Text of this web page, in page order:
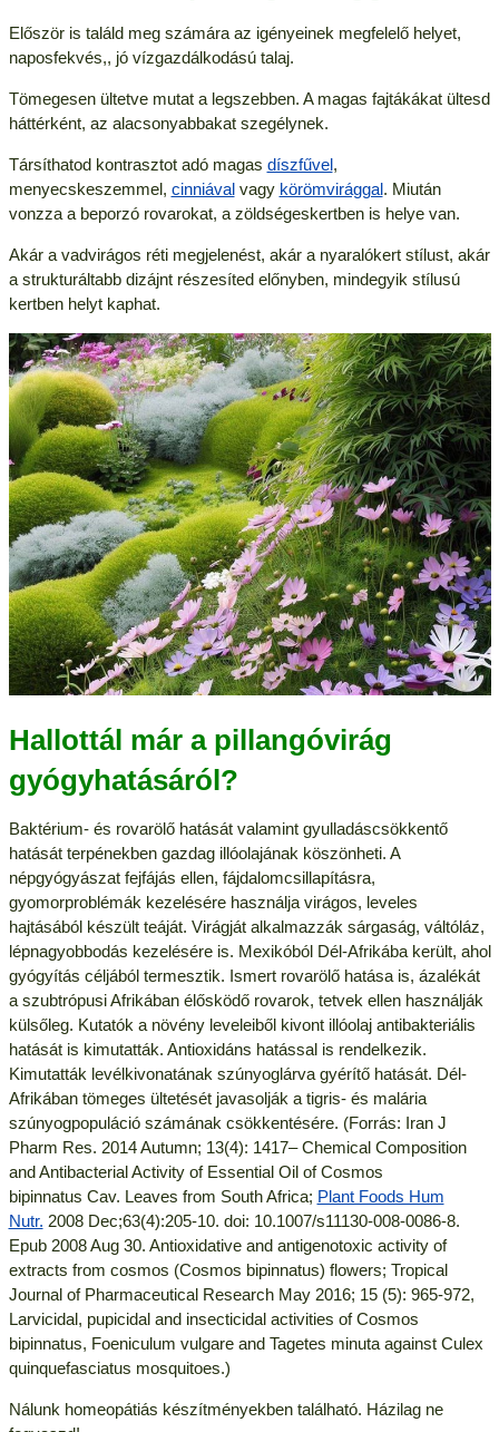
Először is találd meg számára az igényeinek megfelelő helyet,
naposfekvés,, jó vízgazdálkodású talaj.
Tömegesen ültetve mutat a legszebben. A magas fajtákákat ültesd
háttérként, az alacsonyabbakat szegélynek.
Társíthatod kontrasztot adó magas díszfűvel,
menyecskeszemmel, cinniávalvagy körömvirággal. Miután
vonzza a beporzó rovarokat, a zöldségeskertben is helye van.
Akár a vadvirágos réti megjelenést, akár a nyaralókert stílust, akár
a strukturáltabb dizájnt részesíted előnyben, mindegyik stílusú
kertben helyt kaphat.
Hallottál már a pillangóvirág
gyógyhatásáról?
Baktérium- és rovarölő hatását valamint gyulladáscsökkentő
hatását terpénekben gazdag illóolajának köszönheti. A
népgyógyászat fejfájás ellen, fájdalomcsillapításra,
gyomorproblémák kezelésére használja virágos, leveles
hajtásából készült teáját. Virágját alkalmazzák sárgaság, váltóláz,
lépnagyobbodás kezelésére is. Mexikóból Dél-Afrikába került, ahol
gyógyítás céljából termesztik. Ismert rovarölő hatása is, ázalékát
a szubtrópusi Afrikában élősködő rovarok, tetvek ellen használják
külsőleg. Kutatók a növény leveleiből kivont illóolaj antibakteriális
hatását is kimutatták. Antioxidáns hatással is rendelkezik.
Kimutatták levélkivonatának szúnyoglárva gyérítő hatását. Dél-
Afrikában tömeges ültetését javasolják a tigris- és malária
szúnyogpopuláció számának csökkentésére. (Forrás: Iran J
Pharm Res. 2014 Autumn; 13(4): 1417– Chemical Composition
and Antibacterial Activity of Essential Oil of Cosmos
bipinnatus Cav. Leaves from South Africa; Plant Foods Hum
Nutr. 2008 Dec;63(4):205-10. doi: 10.1007/s11130-008-0086-8.
Epub 2008 Aug 30. Antioxidative and antigenotoxic activity of
extracts from cosmos (Cosmos bipinnatus) flowers; Tropical
Journal of Pharmaceutical Research May 2016; 15 (5): 965-972,
Larvicidal, pupicidal and insecticidal activities of Cosmos
bipinnatus, Foeniculum vulgare and Tagetes minuta against Culex
quinquefasciatus mosquitoes.)
Nálunk homeopátiás készítményekben található. Házilag ne